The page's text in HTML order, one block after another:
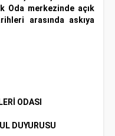
Oda merkezinde açık
arasında askıya
ODASI
DUYURUSU